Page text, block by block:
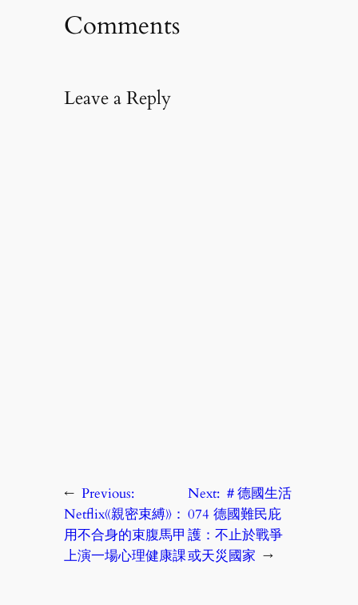
Comments
Leave a Reply
← Previous:
Netflix《親密束縛》：
用不合身的束腹馬甲
上演一場心理健康課
Next: ＃德國生活
074 德國難民庇
護：不止於戰爭
或天災國家 →